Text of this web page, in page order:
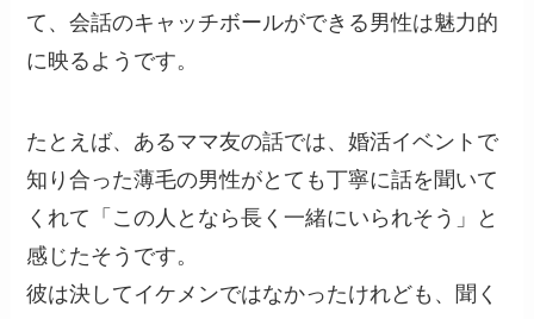
て、会話のキャッチボールができる男性は魅力的
に映るようです。
たとえば、あるママ友の話では、婚活イベントで
知り合った薄毛の男性がとても丁寧に話を聞いて
くれて「この人となら長く一緒にいられそう」と
感じたそうです。
彼は決してイケメンではなかったけれども、聞く